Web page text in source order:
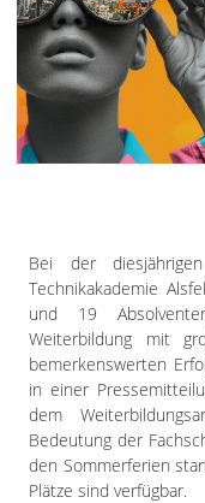
Gießen
Bei der
Technikakademie
und 19
Weiterbildung mit
bemerkenswerten
in einer
dem
Bedeutung der
den Sommerferien
Plätze sind verfügbar.